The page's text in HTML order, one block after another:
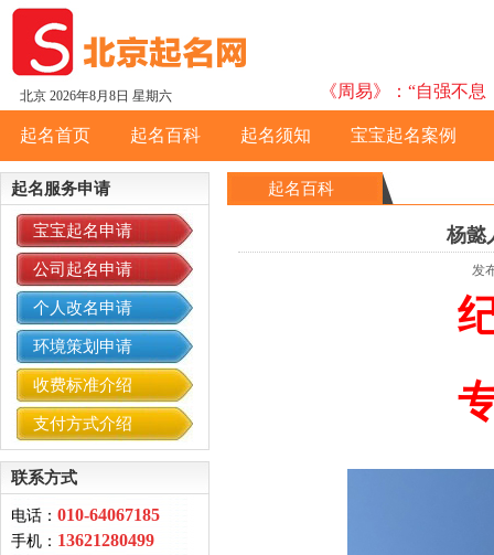
北京 2026年8月8日 星期六 《周易》：“自强不
起名首页 起名百科 起名须知 宝宝起名案例
起名服务申请
宝宝起名申请
公司起名申请
个人改名申请
环境策划申请
收费标准介绍
支付方式介绍
联系方式
电话： 010-64067185
手机： 13621280499
起名百科
杨懿
发